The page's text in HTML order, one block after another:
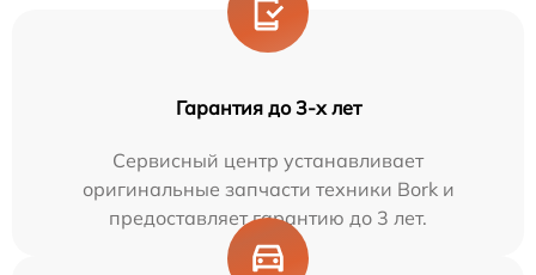
Гарантия до 3-х лет
Сервисный центр устанавливает
оригинальные запчасти техники Bork и
предоставляет гарантию до 3 лет.